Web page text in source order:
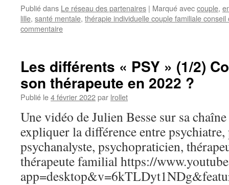
Publié dans Le réseau des partenaires | Marqué aveccouple,
lille, santé mentale, thérapie individuelle couple familiale
commentaire
Les différents « PSY » (1/2)
son thérapeute en 2022 ?
Publié le4 février 2022par lrollet
Une vidéo de Julien Besse sur sa
expliquer la différence entre
psychanalyste, psychopraticien,
thérapeute familial https://